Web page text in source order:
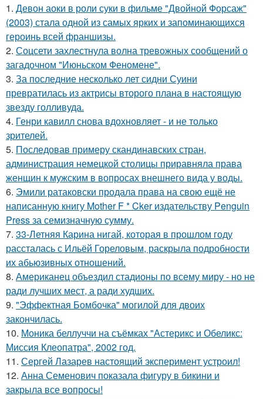
1. Девон аоки в роли суки в фильме "Двойной Форсаж"
(2003) стала одной из самых ярких и запоминающихся
героинь всей франшизы.
2. Соцсети захлестнула волна тревожных сообщений о
загадочном "Июньском Феномене".
3. За последние несколько лет сидни Суини
превратилась из актрисы второго плана в настоящую
звезду голливуда.
4. Генри кавилл снова вдохновляет - и не только
зрителей.
5. Последовав примеру скандинавских стран,
администрация немецкой столицы приравняла права
женщин к мужским в вопросах внешнего вида у воды.
6. Эмили ратаковски продала права на свою ещё не
написанную книгу Mother F * Cker издательству Penguin
Press за семизначную сумму.
7. 33-Летняя Карина нигай, которая в прошлом году
рассталась с Ильёй Гореловым, раскрыла подробности
их абьюзивных отношений.
8. Американец объездил стадионы по всему миру - но не
ради лучших мест, а ради худших.
9. "Эффектная Бомбочка" могилой для двоих
закончилась.
10. Моника беллуччи на съёмках "Астерикс и Обеликс:
Миссия Клеопатра", 2002 год.
11. Сергей Лазарев настоящий эксперимент устроил!
12. Анна Семенович показала фигуру в бикини и
закрыла все вопросы!